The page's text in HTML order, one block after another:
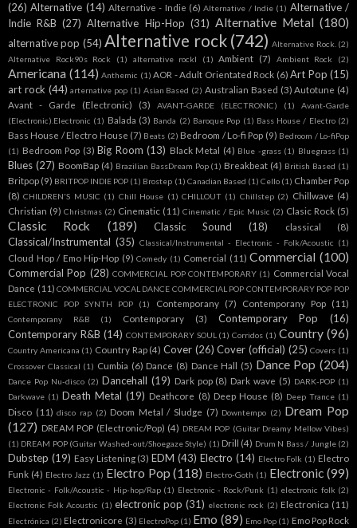
(26) Alternative (14) Alternative - Indie (6) Alternative / Indie (1) Alternative /
Indie R&B (27) Alternative Hip-Hop (31) Alternative Metal (180)
alternative pop (54) Alternative rock (742) Alternative Rock. (2)
Alternative Rock90s Rock
(1) alternative rockl (1) Ambient (7) Ambient Rock (2)
Americana (114) Anthemic (1) AOR - Adult Orientated Rock (6) Art Pop (15)
art rock (44) arternative pop (1) Asian Based (2) Australian Based (3) Autotune (4)
Avant - Garde (Electronic)
(3) AVANT-GARDE (ELECTRONIC) (1)
Avant-Garde
(Electronic).Electronic (1) Balada (3) Banda (2) Baroque Pop (1) Bass House / Electro (2)
Bass House / Electro House (7) Beats (2) Bedroom / Lo-fi Pop (9) Bedroom / Lo-fiPop
(1) Bedroom Pop (3) Big Room (13) Black Metal (4) Blue -grass (1) Bluegrass (1)
Blues (27) BoomBap (4) Brazilian BassDream Pop (1) Breakbeat (4) British Based (1)
Britpop (9) BRITPOP INDIE POP (1) Brostep (1) Canadian Based (1) Cello (1) Chamber Pop
(8) CHILDREN'S MUSIC (1) Chill House (1) CHILLOUT (1) Chillstep (2) Chillwave (4)
Christian (9) Christmas (2) Cinematic (11) Cinematic / Epic Music (2) Clasic Rock (5)
Classic Rock (189) Classic Sound (18) classical (8)
Classical/Instrumental (35) Classical/Instrumental - Electronic - Folk/Acoustic (1)
Cloud Hop / Emo Hip-Hop (9) Comedy (1) Comercial (11) Commercial (100)
Commercial Pop (28) COMMERCIAL POP CONTEMPORARY (1) Commercial Vocal
Dance (11) COMMERCIAL VOCAL DANCE COMMERCIAL POP CONTEMPORARY POP POP
ELECTRONIC POP SYNTH POP
(1) Contemporany (7) Contemporany Pop (11)
Contemporany R&B (1) Contemporary (3) Contemporary Pop
(16)
Contemporary R&B (14) CONTEMPORARY SOUL (1) Corridos (1) Country (96)
Country Americana (1) Country Rap (4) Cover (26) Cover (official) (25) Covers (1)
Crossover Classical (1) Cumbia (6) Dance (8) Dance Hall (5) Dance Pop (204)
Dance Pop Nu-disco (2) Dancehall (19) Dark pop (8) Dark wave (5) DARK-POP (1)
Darkwave (1) Death Metal (19) Deathcore (8) Deep House (8) Deep Trance (1)
Disco (11) disco rap (2) Doom Metal / Sludge (7) Downtempo (2) Dream Pop
(127) DREAM POP (Electronic/Pop) (4) DREAM POP (Guitar Dreamy Mellow Vibes)
(1) DREAM POP (Guitar Washed-out/Shoegaze Style) (1) Drill (4) Drum N Bass / Jungle (2)
Dubstep (19) Easy Listening (3) EDM (43) Electro (14) Electro Folk (1) Electro
Funk (4) Electro Jazz (1) Electro Pop (118) Electro-Goth (1) Electronic (99)
Electronic - Folk/Acoustic - Hip-hop/Rap (1) Electronic - Rock/Punk (1) electronic folk (2)
Electronic Folk Acoustic (1) electronic pop (31) electronic rock (2) Electronica (11)
Electrónica (2) Electronicore (3) ElectroPop (1) Emo (89) Emo Pop (1) Emo Pop Rock